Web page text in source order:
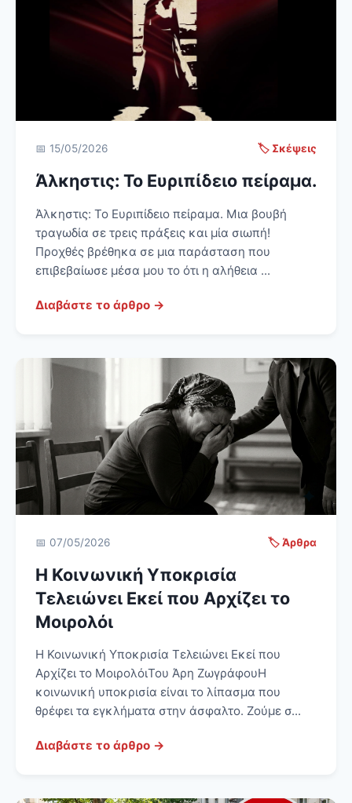
📅 15/05/2026 🏷️ Σκέψεις
Άλκηστις: Το Ευριπίδειο πείραμα.
Άλκηστις: Το Ευριπίδειο πείραμα. Μια βουβή
τραγωδία σε τρεις πράξεις και μία σιωπή!
Προχθές βρέθηκα σε μια παράσταση που
επιβεβαίωσε μέσα μου το ότι η αλήθεια ...
Διαβάστε το άρθρο →
📅 07/05/2026 🏷️ Άρθρα
Η Κοινωνική Υποκρισία
Τελειώνει Εκεί που Αρχίζει το
Μοιρολόι
Η Κοινωνική Υποκρισία Τελειώνει Εκεί που
Αρχίζει το ΜοιρολόιΤου Άρη ΖωγράφουΗ
κοινωνική υποκρισία είναι το λίπασμα που
θρέφει τα εγκλήματα στην άσφαλτο. Ζούμε σ...
Διαβάστε το άρθρο →